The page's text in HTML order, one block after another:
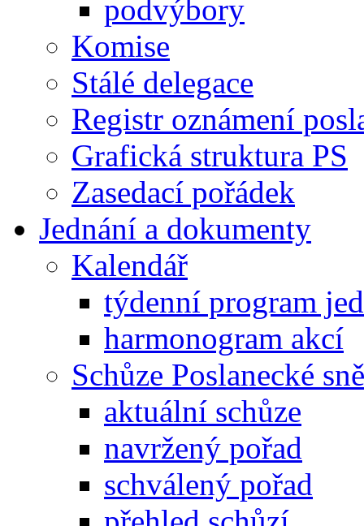
podvýbory
Komise
Stálé delegace
Registr oznámení
Grafická struktura PS
Zasedací pořádek
Jednání a dokumenty
Kalendář
týdenní program
harmonogram akcí
Schůze Poslanecké
aktuální schůze
navržený pořad
schválený pořad